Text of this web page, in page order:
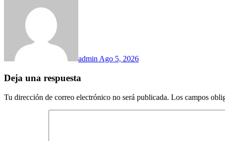
admin Ago 5, 2026
Deja una respuesta
Tu dirección de correo electrónico no será publicada. Los campos